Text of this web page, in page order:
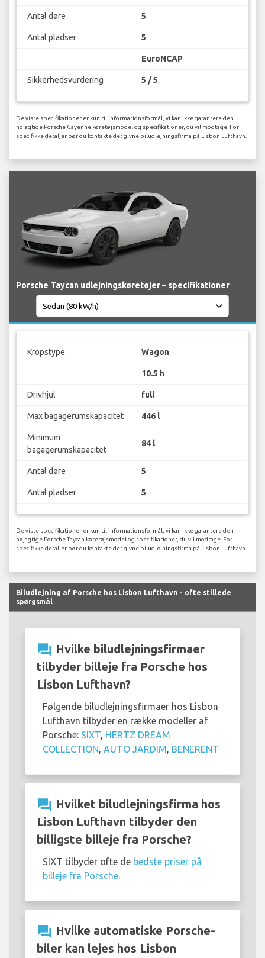
Antal døre 5
Antal pladser 5
EuroNCAP
Sikkerhedsvurdering 5 / 5
De viste specifikationer er kun til informationsformål, vi kan ikke garantere den
nøjagtige Porsche Cayenne køretøjsmodel og specifikationer, du vil modtage. For
specifikke detaljer bør du kontakte det givne biludlejningsfirma på Lisbon Lufthavn.
Porsche Taycan udlejningskøretøjer – specifikationer
Kropstype Wagon
10.5 h
Drivhjul full
Max bagagerumskapacitet 446 l
Minimum
bagagerumskapacitet
84 l
Antal døre 5
Antal pladser 5
De viste specifikationer er kun til informationsformål, vi kan ikke garantere den
nøjagtige Porsche Taycan køretøjsmodel og specifikationer, du vil modtage. For
specifikke detaljer bør du kontakte det givne biludlejningsfirma på Lisbon Lufthavn.
Biludlejning af Porsche hos Lisbon Lufthavn - ofte stillede
spørgsmål
question_answer Hvilke biludlejningsfirmaer
tilbyder billeje fra Porsche hos
Lisbon Lufthavn?
Følgende biludlejningsfirmaer hos Lisbon
Lufthavn tilbyder en række modeller af
Porsche: SIXT, HERTZ DREAM
COLLECTION, AUTO JARDIM, BENERENT
question_answer Hvilket biludlejningsfirma hos
Lisbon Lufthavn tilbyder den
billigste billeje fra Porsche?
SIXT tilbyder ofte de bedste priser på
billeje fra Porsche.
question_answer Hvilke automatiske Porsche-
biler kan lejes hos Lisbon